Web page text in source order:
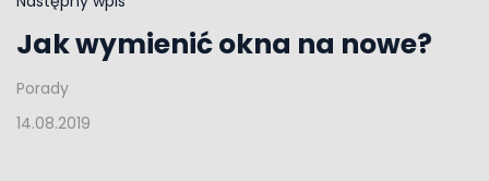
Jak wymienić okna na nowe?
Porady
14.08.2019